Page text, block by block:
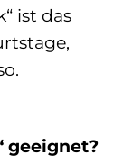
ist das
geeignet?